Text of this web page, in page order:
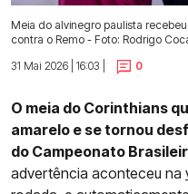
Meia do alvinegro paulista
contra o Remo - Foto: Rodrigo
31 Mai 2026 | 16:03 |
0
O meia do Corinthians
amarelo e se tornou
do Campeonato
advertência aconteceu na